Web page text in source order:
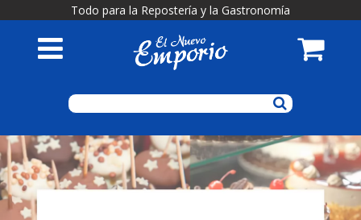
Todo para la Repostería y la Gastronomía